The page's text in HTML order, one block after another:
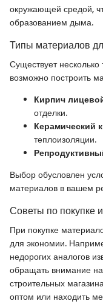
окружающей средой,
образованием дыма.
Типы материалов
Существует
возможно построить
Кирпич
отделки.
Керамический
теплоизоляции.
Выбор обусловлен
материалов в вашем
Советы по покупке
При покупке
для экономии.
недорогих аналогов
обращать внимание
строительных
оптом или находить